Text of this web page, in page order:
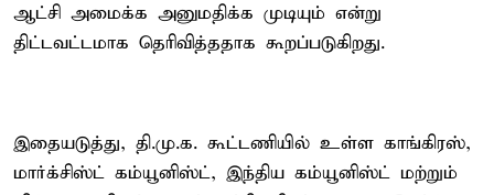
ஆட்சி அமைக்க அனுமதிக்க முடியும் என்று
திட்டவட்டமாக தெரிவித்ததாக கூறப்படுகிறது.
இதையடுத்து, தி.மு.க. கூட்டணியில் உள்ள காங்கிரஸ்,
மார்க்சிஸ்ட் கம்யூனிஸ்ட், இந்திய கம்யூனிஸ்ட் மற்றும்